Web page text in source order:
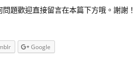
題歡迎直接留言在本篇下方哦。謝謝！
Google